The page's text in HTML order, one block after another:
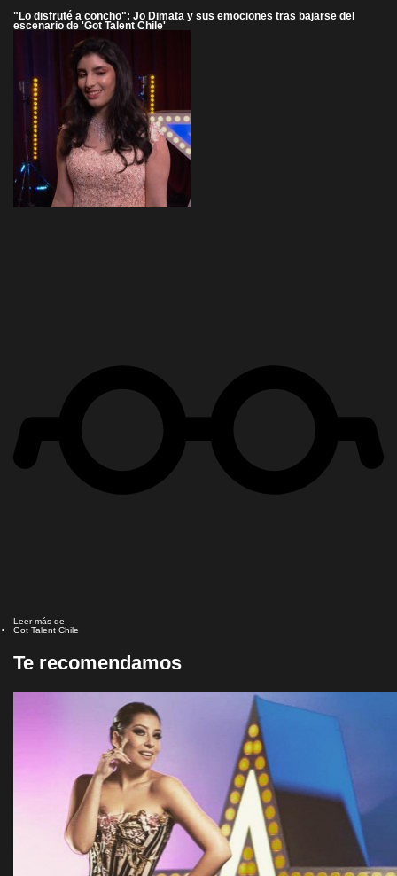
"Lo disfruté a concho": Jo Dimata y sus emociones tras bajarse del
escenario de 'Got Talent Chile'
Leer más de
Got Talent Chile
Te recomendamos